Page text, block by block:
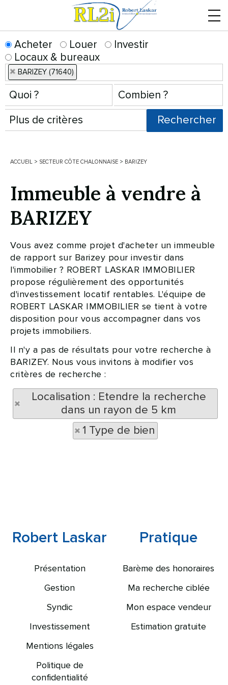
Acheter Louer
Investir
Locaux & bureaux
BARIZEY (71640)
ACCUEIL > SECTEUR CÔTE CHALONNAISE > BARIZEY
Immeuble à vendre à
BARIZEY
Vous avez comme projet d'acheter un immeuble
de rapport sur Barizey pour investir dans
l'immobilier ? ROBERT LASKAR IMMOBILIER
propose régulièrement des opportunités
d'investissement locatif rentables. L'équipe de
ROBERT LASKAR IMMOBILIER se tient à votre
disposition pour vous accompagner dans vos
projets immobiliers.
Il n'y a pas de résultats pour votre recherche à
BARIZEY. Nous vous invitons à modifier vos
critères de recherche :
Localisation : Etendre la recherche
dans un rayon de 5 km
1 Type de bien
Robert Laskar
Présentation
Gestion
Syndic
Investissement
Mentions légales
Politique de
confidentialité
Pratique
Barème des honoraires
Ma recherche ciblée
Mon espace vendeur
Estimation gratuite